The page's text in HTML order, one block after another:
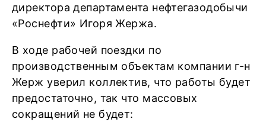
директора департамента нефтегазодобычи
«Роснефти» Игоря Жержа.
В ходе рабочей поездки по
производственным объектам компании г-н
Жерж уверил коллектив, что работы будет
предостаточно, так что массовых
сокращений не будет: